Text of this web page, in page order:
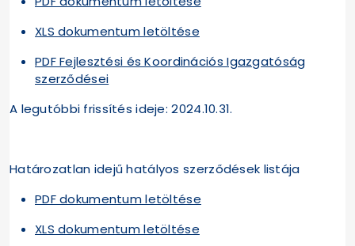
XLS dokumentum letöltése
PDF Fejlesztési és Koordinációs Igazgatóság
szerződései
A legutóbbi frissítés ideje: 2024.10.31.
Határozatlan idejű hatályos szerződések listája
PDF dokumentum letöltése
XLS dokumentum letöltése